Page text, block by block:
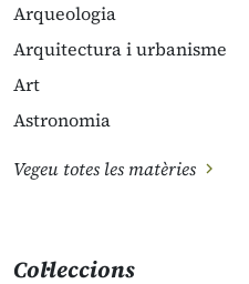
Arqueologia
Arquitectura i urbanisme
Art
Astronomia
Vegeu totes les matèries
Col·leccions